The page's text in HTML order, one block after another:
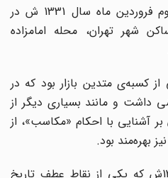
حسن حسین‌زاده موحد در سوم فروردین ماه سال 1331 ش در
شهر تهران، محله امامزاده
متدین بازار بود که در
داشت و مانند بسیاری دیگر از
آشنایی با احکام «مکاسب»، از
بود.
سال‌های ابتدائی دهه 1330ش که یکی از نقاط عطف تاریخ